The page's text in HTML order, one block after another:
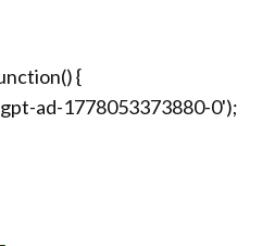
{
ad-1778053373880-0');